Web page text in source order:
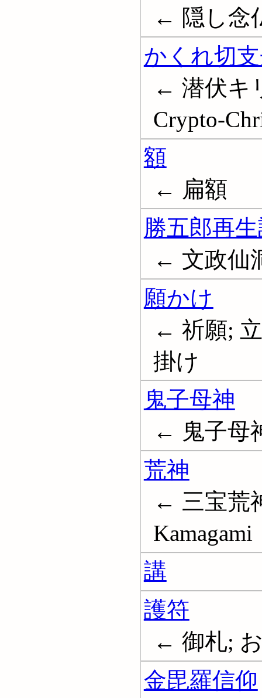
← 隠し念
かくれ切
← 潜伏キ
Crypto-
額
← 扁額
勝五郎再
← 文政仙
願かけ
← 祈願;
掛け
鬼子母神
← 鬼子母
荒神
← 三宝荒
Kamagami
講
護符
← 御札;
金毘羅信仰